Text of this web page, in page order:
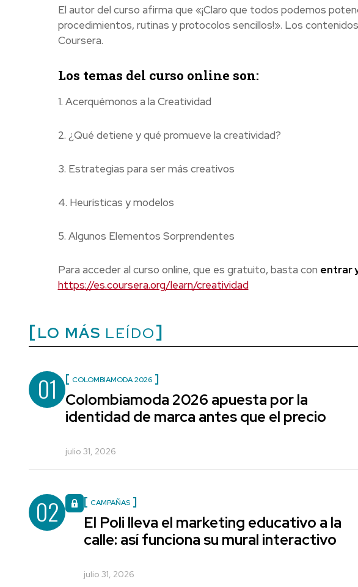
El autor del curso afirma que «¡Claro que todos podemos
procedimientos, rutinas y protocolos sencillos!». Los
Coursera.
Los temas del curso online son:
1. Acerquémonos a la Creatividad
2. ¿Qué detiene y qué promueve la creatividad?
3. Estrategias para ser más creativos
4. Heurísticas y modelos
5. Algunos Elementos Sorprendentes
Para acceder al curso online, que es gratuito, basta con entrar
https://es.coursera.org/learn/creatividad
LO MÁS LEÍDO
01 COLOMBIAMODA 2026
Colombiamoda 2026 apuesta por la
identidad de marca antes que el precio
julio 31, 2026
02 CAMPAÑAS
El Poli lleva el marketing educativo a la
calle: así funciona su mural interactivo
julio 31, 2026